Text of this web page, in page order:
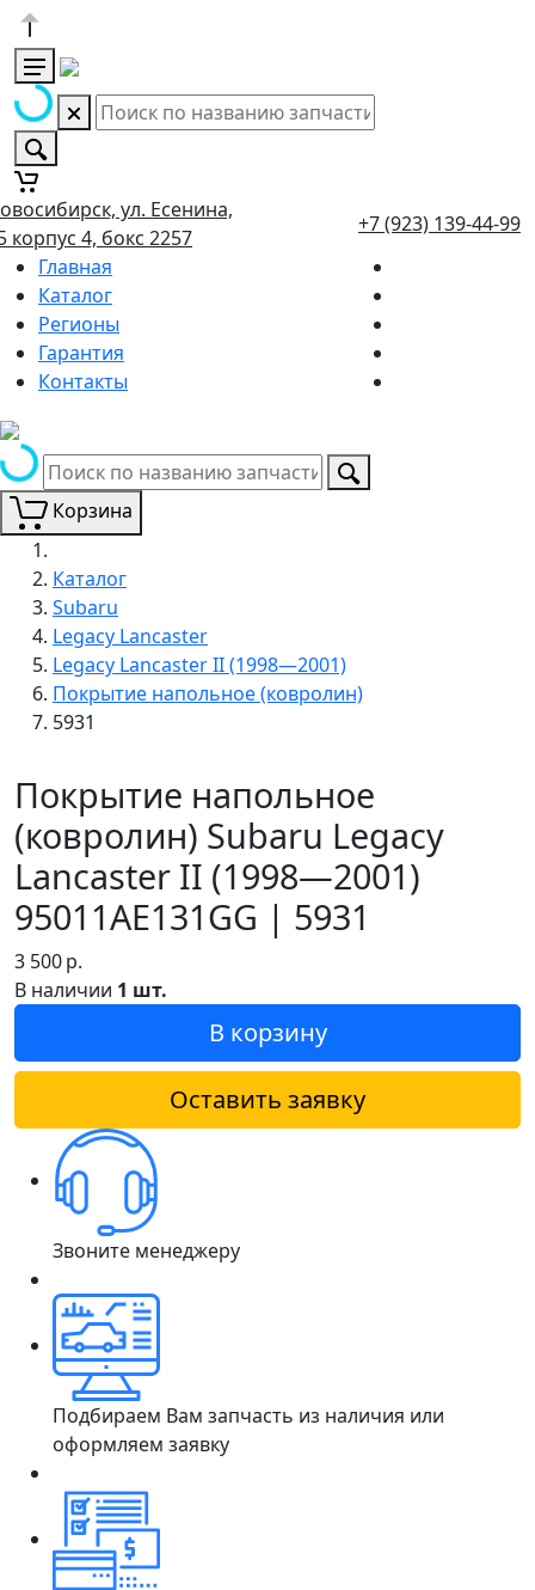
ул. Есенина,
корпус 4, бокс 2257
+7 (923) 139-44-99
Главная
Каталог
Регионы
Гарантия
Контакты
Корзина
Каталог
Subaru
Legacy Lancaster
Legacy Lancaster II (1998—2001)
Покрытие напольное (ковролин)
5931
Покрытие напольное
(ковролин) Subaru Legacy
Lancaster II (1998—2001)
95011AE131GG | 5931
3 500р.
В наличии 1 шт.
В корзину
Оставить заявку
Звоните менеджеру
Подбираем Вам запчасть из наличия или
оформляем заявку